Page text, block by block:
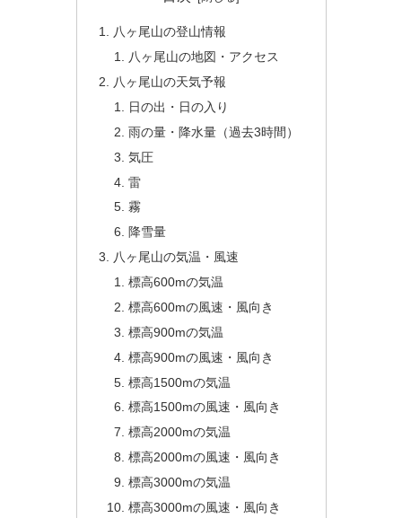
八ヶ尾山の登山情報
八ヶ尾山の地図・アクセス
八ヶ尾山の天気予報
日の出・日の入り
雨の量・降水量（過去3時間）
気圧
雷
霧
降雪量
八ヶ尾山の気温・風速
標高600mの気温
標高600mの風速・風向き
標高900mの気温
標高900mの風速・風向き
標高1500mの気温
標高1500mの風速・風向き
標高2000mの気温
標高2000mの風速・風向き
標高3000mの気温
標高3000mの風速・風向き